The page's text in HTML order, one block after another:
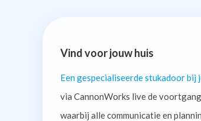
Vind voor jouw huis
Een gespecialiseerde stukadoor bij
via CannonWorks live de
waarbij alle communicatie en